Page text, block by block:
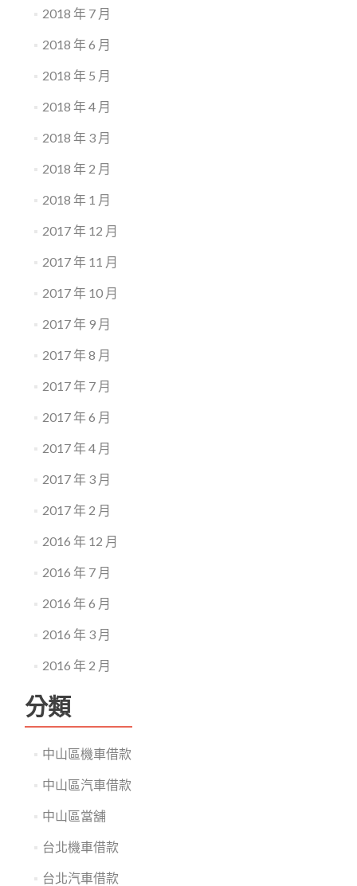
2018 年 7 月
2018 年 6 月
2018 年 5 月
2018 年 4 月
2018 年 3 月
2018 年 2 月
2018 年 1 月
2017 年 12 月
2017 年 11 月
2017 年 10 月
2017 年 9 月
2017 年 8 月
2017 年 7 月
2017 年 6 月
2017 年 4 月
2017 年 3 月
2017 年 2 月
2016 年 12 月
2016 年 7 月
2016 年 6 月
2016 年 3 月
2016 年 2 月
分類
中山區機車借款
中山區汽車借款
中山區當舖
台北機車借款
台北汽車借款